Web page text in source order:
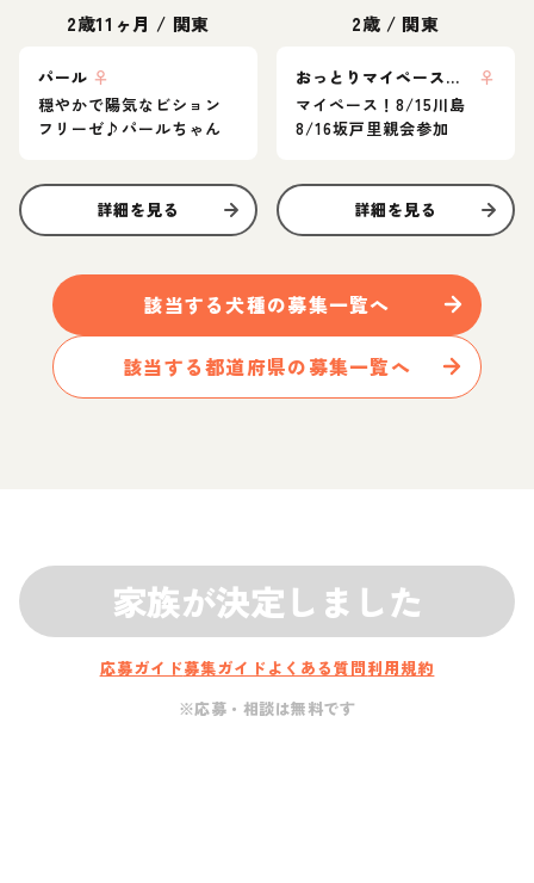
2歳11ヶ月 / 関東
パール ♀
穏やかで陽気なビション
フリーゼ♪パールちゃん
詳細を見る
2歳 / 関東
おっとりマイペース ここな
♀
マイペース！8/15川島
8/16坂戸里親会参加
詳細を見る
該当する犬種の募集一覧へ
該当する都道府県の募集一覧へ
家族が決定しました
応募ガイド募集ガイド よくある質問利用規約
※応募・相談は無料です